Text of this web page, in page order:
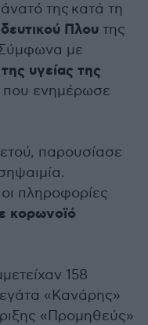
της κατά τη
Πλου της
με
υγείας της
που ενημέρωσε
παρουσίασε
οι πληροφορίες
κορωνοϊό
158
«Κανάρης»
«Προμηθεύς»